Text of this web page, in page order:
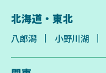
北海道・東北
八郎潟 小野川湖